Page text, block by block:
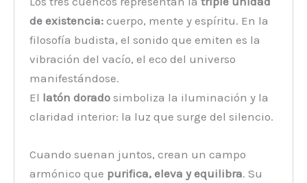
de existencia: cuerpo, mente y espíritu. En la
filosofía budista, el sonido que emiten es la
vibración del vacío, el eco del universo
manifestándose.
El latón dorado simboliza la iluminación y la
claridad interior: la luz que surge del silencio.
Cuando suenan juntos, crean un campo
armónico que purifica, eleva y equilibra. Su